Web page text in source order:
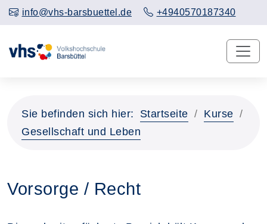
info@vhs-barsbuettel.de +4940570187340
Sie befinden sich hier: Startseite
Kurse
Gesellschaft und Leben
Vorsorge / Recht